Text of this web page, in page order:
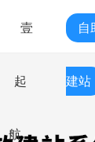
壹
起
航
自
建站